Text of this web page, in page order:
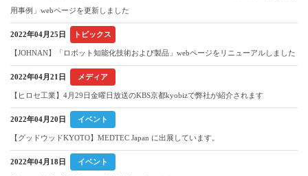
用事例」webページを更新しました
2022年04月25日 トピックス
【JOHNAN】「ロボット知能化技術および製品」webページをリニューアルしました
2022年04月21日 メディア
【ヒロセ工業】4月29日金曜日放送のKBS京都kyobizで弊社が紹介されます
2022年04月20日 イベント
【グッドウッドKYOTO】MEDTEC Japan に出展しています。
2022年04月18日 イベント